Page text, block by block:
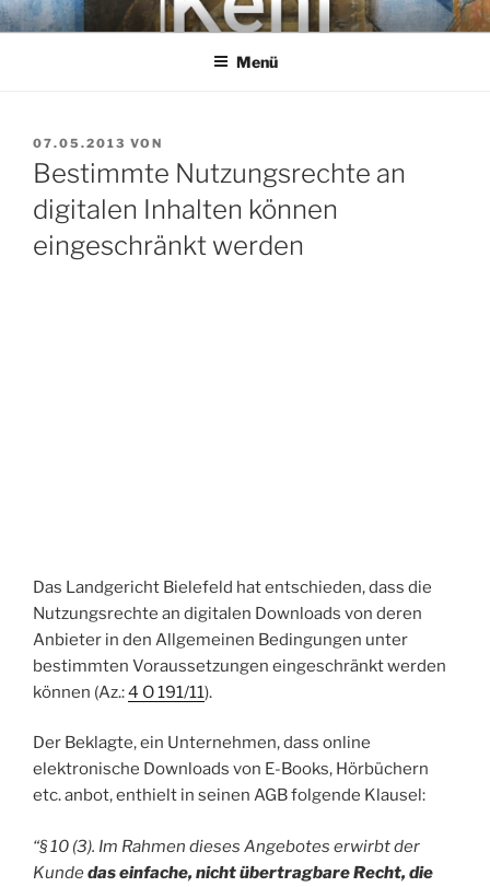
Zum
InhaltKEHL
Rechtsanwaltsgesellschaft mbH
Menü
VERÖFFENTLICHT
AM
07.05.2013 VON
Bestimmte Nutzungsrechte an
digitalen Inhalten können
eingeschränkt werden
Das Landgericht Bielefeld hat entschieden, dass die
Nutzungsrechte an digitalen Downloads von deren
Anbieter in den Allgemeinen Bedingungen unter
bestimmten Voraussetzungen eingeschränkt werden
können (Az.:4 O 191/11).
Der Beklagte, ein Unternehmen, dass online
elektronische Downloads von E-Books, Hörbüchern
etc. anbot, enthielt in seinen AGB folgende Klausel:
“§ 10 (3). Im Rahmen dieses Angebotes erwirbt der
Kundedas einfache, nicht übertragbare Recht, die